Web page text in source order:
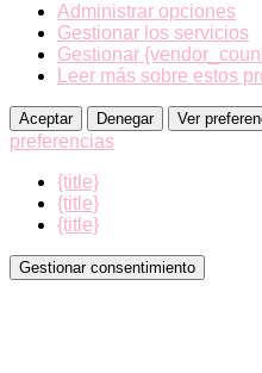
Administrar opciones
Gestionar los servicios
Gestionar
Leer más sobre estos
Aceptar Denegar Ver
preferencias
{title}
{title}
{title}
Gestionar consentimiento